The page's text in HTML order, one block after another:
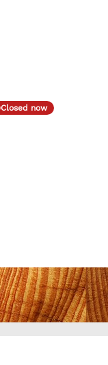
Closed now